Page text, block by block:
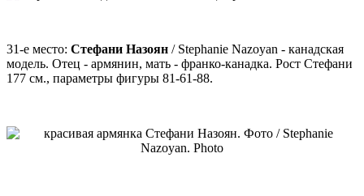
31-е место: Стефани Назоян / Stephanie Nazoyan - канадская
модель. Отец - армянин, мать - франко-канадка. Рост Стефани
177 см., параметры фигуры 81-61-88.